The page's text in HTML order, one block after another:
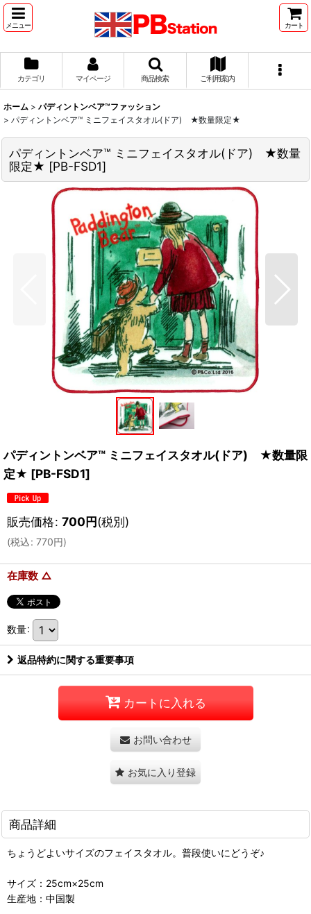
メニュー カート
カテゴリ マイページ 商品検索 ご利用案内
ホーム > パディントンベア™ファッション
> パディントンベア™ ミニフェイスタオル(ドア) ★数量限定★
パディントンベア™ ミニフェイスタオル(ドア) ★数量
限定★ [PB-FSD1]
パディントンベア™ ミニフェイスタオル(ドア) ★数量限
定★ [PB-FSD1]
販売価格: 700円(税別)
(税込: 770円)
在庫数 △
数量:
返品特約に関する重要事項
カートに入れる
お問い合わせ
お気に入り登録
商品詳細
ちょうどよいサイズのフェイスタオル。普段使いにどうぞ♪
サイズ：25cm×25cm
生産地：中国製